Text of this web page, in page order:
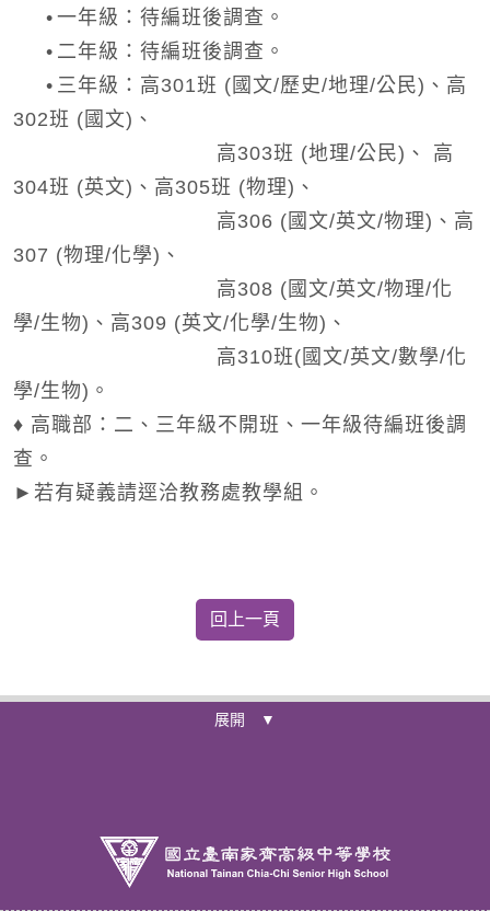
• 一年級：待編班後調查。
• 二年級：待編班後調查。
• 三年級：高301班 (國文/歷史/地理/公民)、高
302班 (國文)、
高303班 (地理/公民)、 高
304班 (英文)、高305班 (物理)、
高306 (國文/英文/物理)、高
307 (物理/化學)、
高308 (國文/英文/物理/化
學/生物)、高309 (英文/化學/生物)、
高310班(國文/英文/數學/化
學/生物)。
♦ 高職部：二、三年級不開班、一年級待編班後調
查。
►若有疑義請逕洽教務處教學組。
展開 ▼